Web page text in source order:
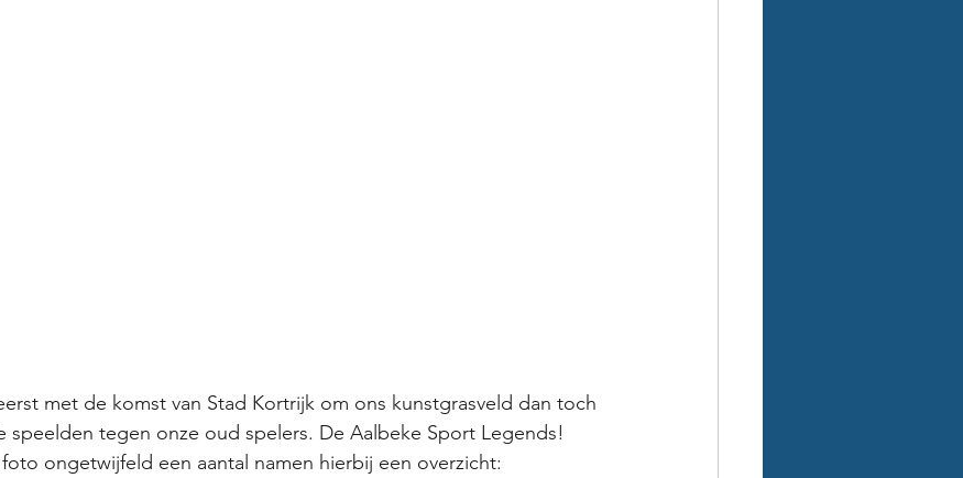
met de komst van Stad Kortrijk om ons kunstgrasveld dan toch
speelden tegen onze oud spelers. De Aalbeke Sport Legends!
ongetwijfeld een aantal namen hierbij een overzicht: